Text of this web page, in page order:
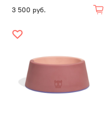
3 500 руб.